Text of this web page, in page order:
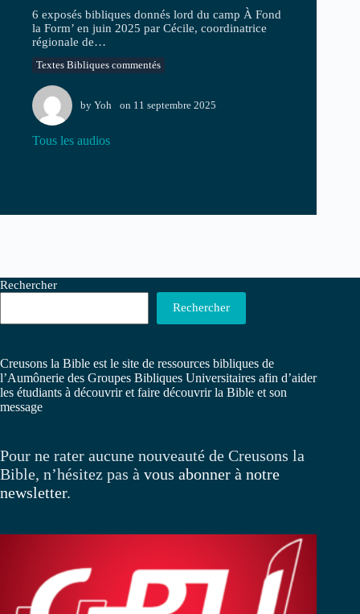
Textes Bibliques commentés
6 exposés bibliques donnés lord du camp À Fond
la Form’ en juin 2025 par Cécile, coordinatrice
régionale de…
by Yoh on 11 septembre 2025
Tous les audios
Rechercher
Rechercher
Creusons la Bible est le site de ressources bibliques de
l’Aumônerie des Groupes Bibliques Universitaires afin d’aider
les étudiants à découvrir et faire découvrir la Bible et son
message
Pour ne rater aucune nouveauté de Creusons la
Bible, n’hésitez pas à vous abonner à notre
newsletter.